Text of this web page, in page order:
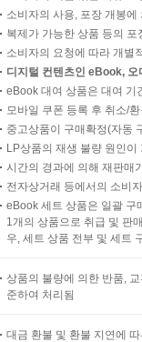
소비자의 사용, 포장 개봉
복제가 가능한 상품 등의
소비자의 요청에 따라 개별
디지털 컨텐츠인 eBook,
eBook 대여 상품은 대여 기
모바일 쿠폰 등록 후 취소/
중고상품이 구매확정(자동
LP상품의 재생 불량 원인
시간의 경과에 의해 재판매
전자상거래 등에서의 소비
eBook 세트 상품은 일괄 구
1개의 상품으로 취급 및 판
우, 세트 상품 전부 및 세트
상품의 불량에 의한 반품,
준하여 처리됨
대금 환불 및 환불 지연에